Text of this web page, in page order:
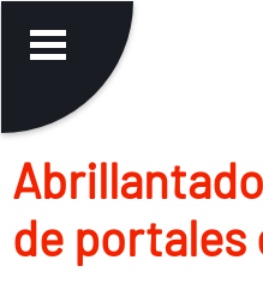
de portales